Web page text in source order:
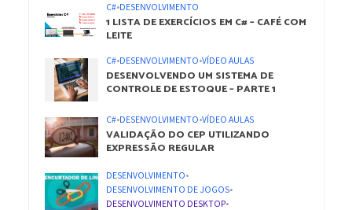
C#•DESENVOLVIMENTO
1 LISTA DE EXERCÍCIOS EM C# – CAFÉ COM
LEITE
C#•DESENVOLVIMENTO•VÍDEO AULAS
DESENVOLVENDO UM SISTEMA DE
CONTROLE DE ESTOQUE – PARTE 1
C#•DESENVOLVIMENTO•VÍDEO AULAS
VALIDAÇÃO DO CEP UTILIZANDO
EXPRESSÃO REGULAR
DESENVOLVIMENTO•
DESENVOLVIMENTO DE JOGOS•
DESENVOLVIMENTO DESKTOP•